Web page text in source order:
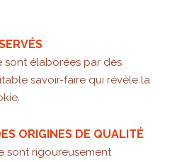
sont élaborées par des
savoir-faire qui révèle la
ORIGINES DE QUALITÉ
sont rigoureusement